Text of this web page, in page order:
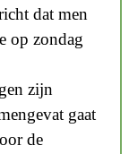
dat men
op zondag
zijn
gaat
de